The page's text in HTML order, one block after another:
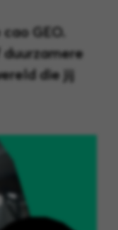
GEO.
duurzamere
die jij